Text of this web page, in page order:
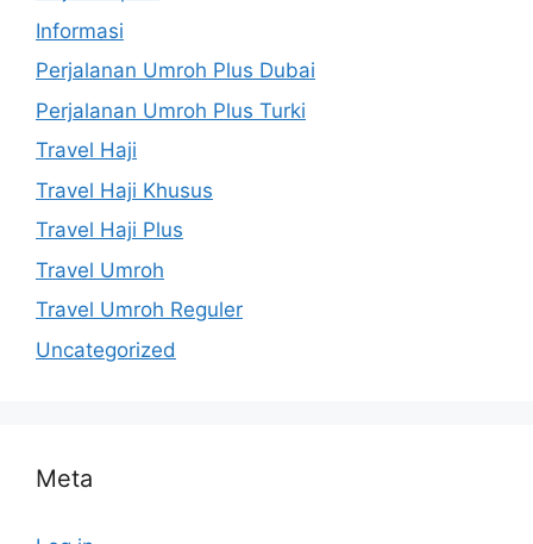
Informasi
Perjalanan Umroh Plus Dubai
Perjalanan Umroh Plus Turki
Travel Haji
Travel Haji Khusus
Travel Haji Plus
Travel Umroh
Travel Umroh Reguler
Uncategorized
Meta